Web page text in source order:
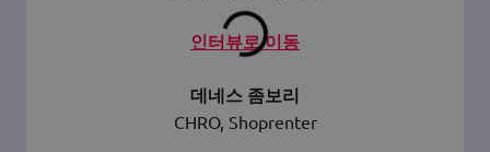
인터뷰로 이동
데네스 좀보리
CHRO, Shoprenter